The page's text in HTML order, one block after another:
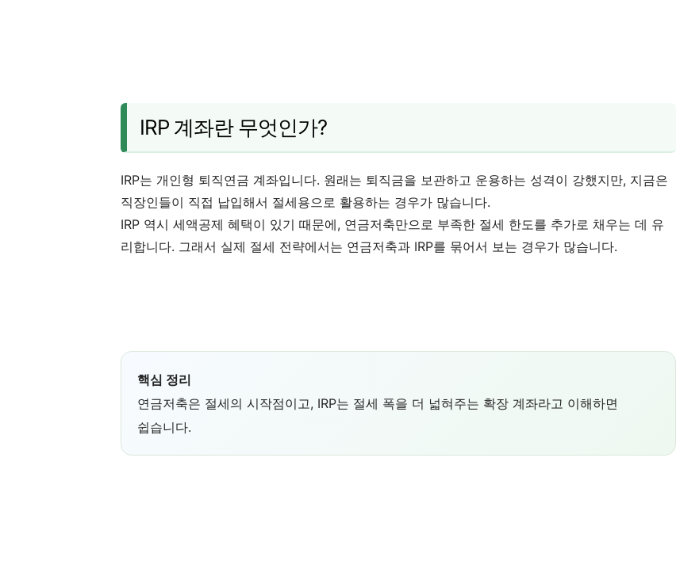
IRP 계좌란 무엇인가?
IRP는 개인형 퇴직연금 계좌입니다. 원래는 퇴직금을 보관하고 운용하는 성격이 강했지만, 지금은
직장인들이 직접 납입해서 절세용으로 활용하는 경우가 많습니다.
IRP 역시 세액공제 혜택이 있기 때문에, 연금저축만으로 부족한 절세 한도를 추가로 채우는 데 유
리합니다. 그래서 실제 절세 전략에서는 연금저축과 IRP를 묶어서 보는 경우가 많습니다.
핵심 정리
연금저축은 절세의 시작점이고, IRP는 절세 폭을 더 넓혀주는 확장 계좌라고 이해하면
쉽습니다.